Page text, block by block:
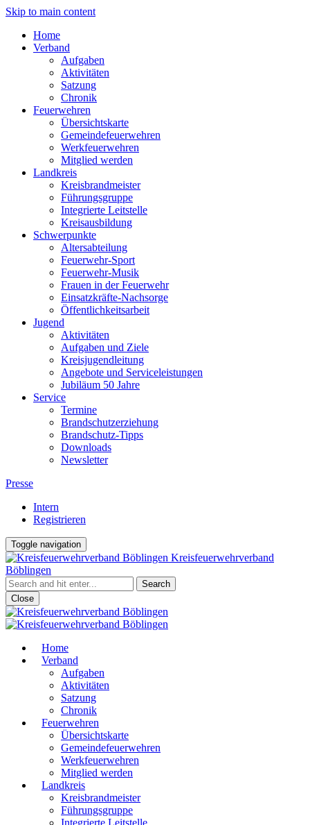
Skip to main content
Home
Verband
Aufgaben
Aktivitäten
Satzung
Chronik
Feuerwehren
Übersichtskarte
Gemeindefeuerwehren
Werkfeuerwehren
Mitglied werden
Landkreis
Kreisbrandmeister
Führungsgruppe
Integrierte Leitstelle
Kreisausbildung
Schwerpunkte
Altersabteilung
Feuerwehr-Sport
Feuerwehr-Musik
Frauen in der Feuerwehr
Einsatzkräfte-Nachsorge
Öffentlichkeitsarbeit
Jugend
Aktivitäten
Aufgaben und Ziele
Kreisjugendleitung
Angebote und Serviceleistungen
Jubiläum 50 Jahre
Service
Termine
Brandschutzerziehung
Brandschutz-Tipps
Downloads
Newsletter
Presse
Intern
Registrieren
Toggle navigation
Kreisfeuerwehrverband
Böblingen
Close
Home
Verband
Aufgaben
Aktivitäten
Satzung
Chronik
Feuerwehren
Übersichtskarte
Gemeindefeuerwehren
Werkfeuerwehren
Mitglied werden
Landkreis
Kreisbrandmeister
Führungsgruppe
Integrierte Leitstelle